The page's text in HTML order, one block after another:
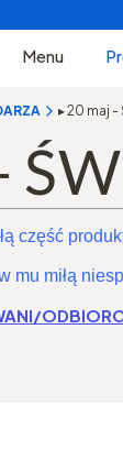
Menu
▸ 20 maj -
część
mu miłą